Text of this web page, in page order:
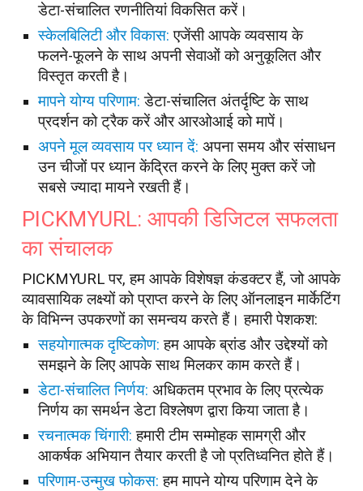
डेटा-संचालित रणनीतियां विकसित करें।
स्केलबिलिटी और विकास: एजेंसी आपके व्यवसाय के
फलने-फूलने के साथ अपनी सेवाओं को अनुकूलित और
विस्तृत करती है।
मापने योग्य परिणाम: डेटा-संचालित अंतर्दृष्टि के साथ
प्रदर्शन को ट्रैक करें और आरओआई को मापें।
अपने मूल व्यवसाय पर ध्यान दें: अपना समय और संसाधन
उन चीजों पर ध्यान केंद्रित करने के लिए मुक्त करें जो
सबसे ज्यादा मायने रखती हैं।
PICKMYURL: आपकी डिजिटल सफलता
का संचालक
PICKMYURL पर, हम आपके विशेषज्ञ कंडक्टर हैं, जो आपके
व्यावसायिक लक्ष्यों को प्राप्त करने के लिए ऑनलाइन मार्केटिंग
के विभिन्न उपकरणों का समन्वय करते हैं। हमारी पेशकश:
सहयोगात्मक दृष्टिकोण: हम आपके ब्रांड और उद्देश्यों को
समझने के लिए आपके साथ मिलकर काम करते हैं।
डेटा-संचालित निर्णय: अधिकतम प्रभाव के लिए प्रत्येक
निर्णय का समर्थन डेटा विश्लेषण द्वारा किया जाता है।
रचनात्मक चिंगारी: हमारी टीम सम्मोहक सामग्री और
आकर्षक अभियान तैयार करती है जो प्रतिध्वनित होते हैं।
परिणाम-उन्मुख फोकस: हम मापने योग्य परिणाम देने के